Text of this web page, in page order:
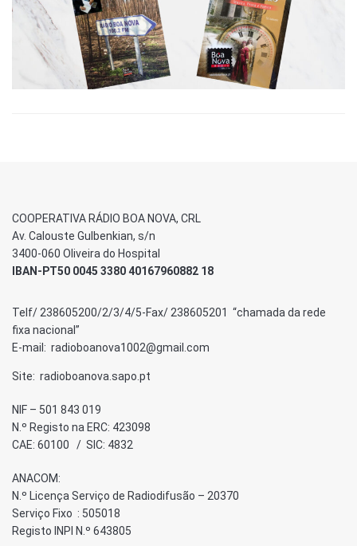
COOPERATIVA RÁDIO BOA NOVA, CRL
Av. Calouste Gulbenkian, s/n
3400-060 Oliveira do Hospital
IBAN-PT50 0045 3380 40167960882 18
Telf/ 238605200/2/3/4/5-Fax/ 238605201 “chamada da rede
fixa nacional”
E-mail: radioboanova1002@gmail.com
Site: radioboanova.sapo.pt
NIF – 501 843 019
N.º Registo na ERC: 423098
CAE: 60100 / SIC: 4832
ANACOM:
N.º Licença Serviço de Radiodifusão – 20370
Serviço Fixo : 505018
Registo INPI N.º 643805